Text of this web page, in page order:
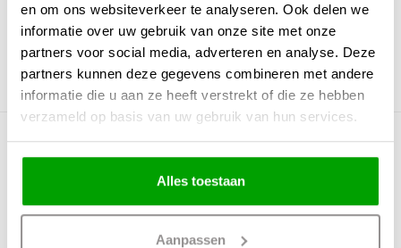
en om ons websiteverkeer te analyseren. Ook delen we
informatie over uw gebruik van onze site met onze
partners voor social media, adverteren en analyse. Deze
partners kunnen deze gegevens combineren met andere
informatie die u aan ze heeft verstrekt of die ze hebben
verzameld op basis van uw gebruik van hun services.
Alles toestaan
Aanpassen
Fitting aansluiting: E27
Stof: Linnen zwart
Binnenkant: PVC Wit
Meer producten uit deze serie